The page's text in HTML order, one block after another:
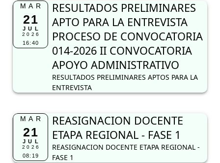
MAR
21
JUL
2026
16:40
RESULTADOS PRELIMINARES
APTO PARA LA ENTREVISTA
PROCESO DE CONVOCATORIA
014-2026 II CONVOCATORIA
APOYO ADMINISTRATIVO
RESULTADOS PRELIMINARES APTOS PARA LA
ENTREVISTA
MAR
21
JUL
2026
08:19
REASIGNACION DOCENTE
ETAPA REGIONAL - FASE 1
REASIGNACION DOCENTE ETAPA REGIONAL -
FASE 1